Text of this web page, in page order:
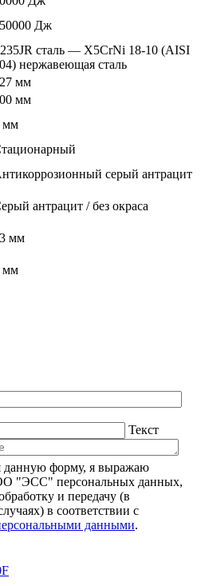
Дж
сталь — X5CrNi 18-10 (AISI
нержавеющая сталь
мм
мм
мм
серый антрацит
антрацит / без окраса
мм
мм
Текст
данную форму, я выражаю
"ЭСС" персональных данных,
и передачу (в
в соответствии с
данными.